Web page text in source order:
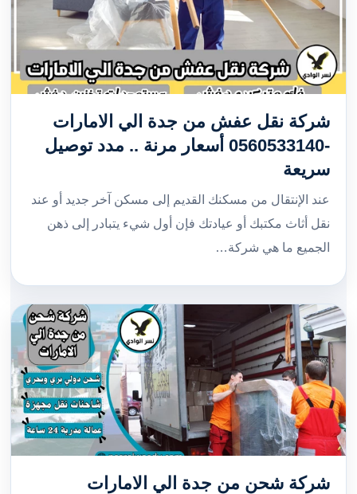
شركة نقل عفش من جدة الي الامارات
-0560533140 أسعار مرنة .. مدد توصيل
سريعة
عند الإنتقال من مسكنك القديم إلى مسكن آخر جديد أو عند
نقل أثاث مكتبك أو عيادتك فإن أول شيء يتبادر إلى ذهن
الجميع ما هي شركة…
شركة شحن من جدة الي الامارات